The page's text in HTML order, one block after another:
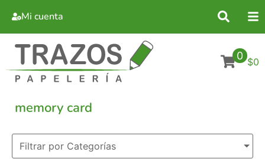
Mi cuenta
0 $0
memory card
Filtrar por Categorías